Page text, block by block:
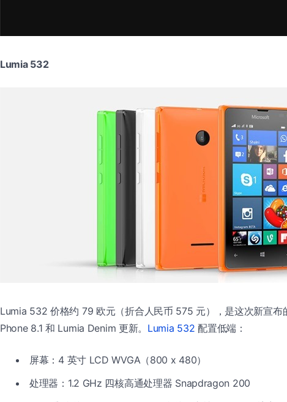
Lumia 532
Lumia 532 价格约 79 欧元（折合人民币 575 元），是这次新宣
Phone 8.1 和 Lumia Denim 更新。 Lumia 532 配置低端：
屏幕：4 英寸 LCD WVGA（800 x 480）
处理器：1.2 GHz 四核高通处理器 Snapdragon 200